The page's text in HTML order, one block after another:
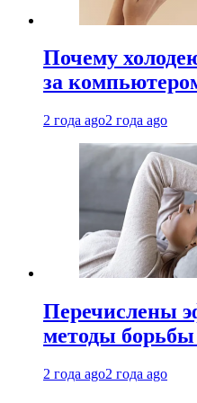
Почему
за
2 года ago2 года ago
Перечислены
методы борьбы
2 года ago2 года ago